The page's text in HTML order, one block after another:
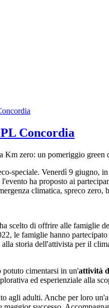
Concordia
Km zero: un pomeriggio
speciale. Venerdì 9 giugno,
l'evento ha proposto ai
climatica, spreco
scelto di offrire alle famiglie
le famiglie hanno
storia dell'attivista per il
cimentarsi in un'attività
ed esperienziale alla
agli adulti. Anche per loro